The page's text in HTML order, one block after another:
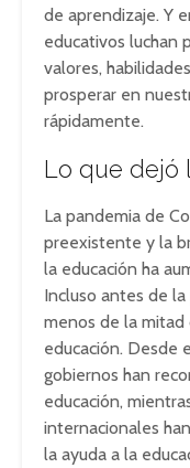
de aprendizaje. Y
educativos luchan
valores,
prosperar en
rápidamente.
Lo que dejó
La pandemia de
preexistente y la
la educación ha
Incluso antes de
menos de la mitad
educación. Desde
gobiernos han
educación,
internacionales
la ayuda a la